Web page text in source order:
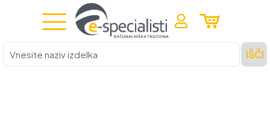
Vnesite
naziv
izdelka
IŠČI